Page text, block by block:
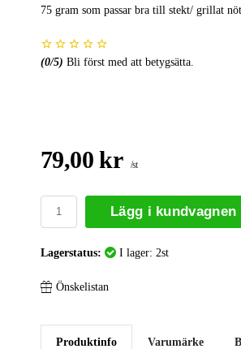
75 gram som passar bra till stekt/ grillat
(0/5) Bli först med att betygsätta.
79,00 kr /st
Lägg i kundvagnen
Lagerstatus: I lager: 2st
Önskelistan
Produktinfo Varumärke